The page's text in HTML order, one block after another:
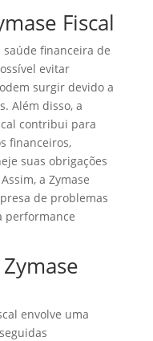
Fiscal
saúde financeira de
evitar
surgir devido a
Além disso, a
contribui para
financeiros,
suas obrigações
a Zymase
de problemas
performance
envolve uma